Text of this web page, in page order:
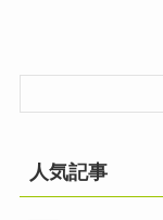
人気記事